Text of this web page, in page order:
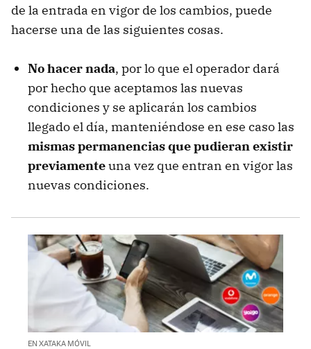
de la entrada en vigor de los cambios, puede
hacerse una de las siguientes cosas.
No hacer nada, por lo que el operador dará
por hecho que aceptamos las nuevas
condiciones y se aplicarán los cambios
llegado el día, manteniéndose en ese caso las
mismas permanencias que pudieran existir
previamenteuna vez que entran en vigor las
nuevas condiciones.
EN XATAKA MÓVIL